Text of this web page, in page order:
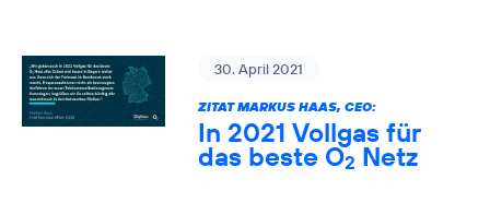
30. April 2021
ZITAT MARKUS HAAS, CEO:
In 2021 Vollgas für
das beste O2 Netz